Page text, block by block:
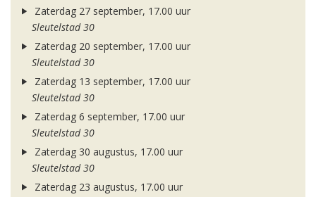
Zaterdag 27 september, 17.00 uur
Sleutelstad 30
Zaterdag 20 september, 17.00 uur
Sleutelstad 30
Zaterdag 13 september, 17.00 uur
Sleutelstad 30
Zaterdag 6 september, 17.00 uur
Sleutelstad 30
Zaterdag 30 augustus, 17.00 uur
Sleutelstad 30
Zaterdag 23 augustus, 17.00 uur